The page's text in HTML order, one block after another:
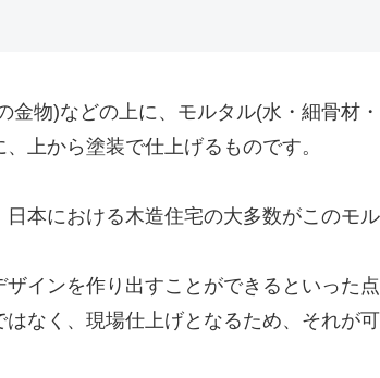
金物)などの上に、モルタル(水・細骨材
上から塗装で仕上げるものです。
本における木造住宅の大多数がこのモル
インを作り出すことができるといった
なく、現場仕上げとなるため、それが可